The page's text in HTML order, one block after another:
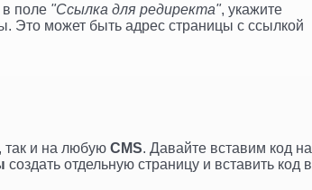
поле "Ссылка для редиректа", укажите
Это может быть адрес страницы с ссылкой
, так и на любую CMS. Давайте вставим код на
создать отдельную страницу и вставить код в